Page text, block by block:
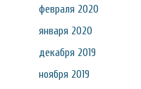
февраля 2020
января 2020
декабря 2019
ноября 2019